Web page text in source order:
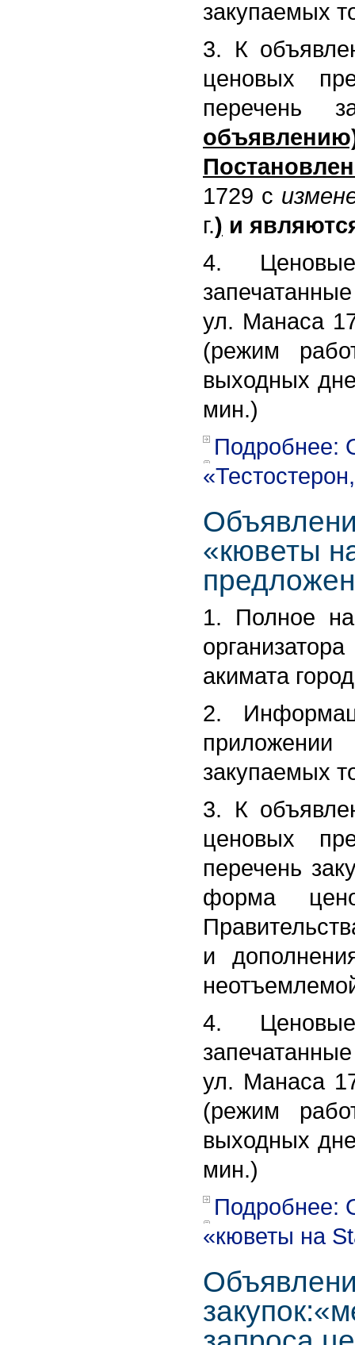
закупаемых
3. К
ценовых
перечень
1729 с
г.) и
4. Ценовые
ул. Манаса
(режим
выходных
мин.)
Подробнее:
«кюветы
1. Полное
акимата
2.
закупаемых
3. К
ценовых
перечень
форма
и
4. Ценовые
ул. Манаса
(режим
выходных
мин.)
Подробнее:
«кюветы на